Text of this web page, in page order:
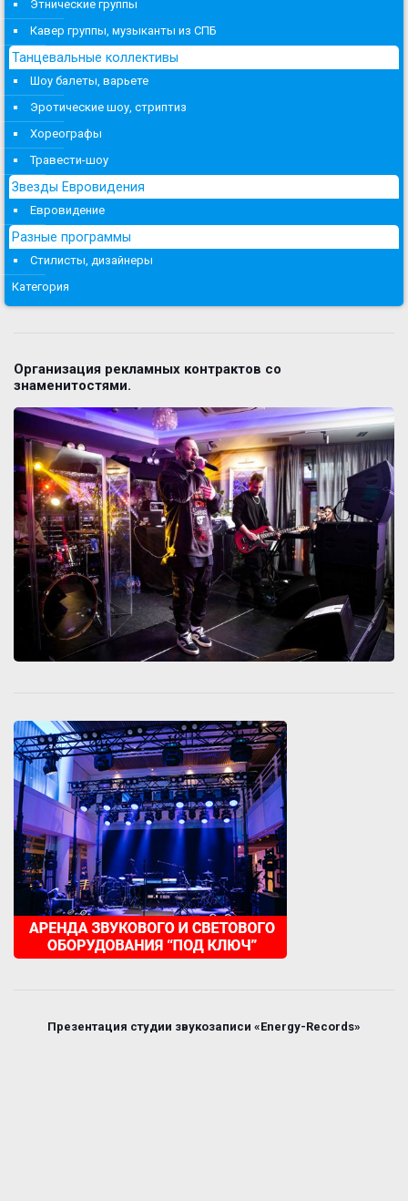
Этнические группы
Кавер группы, музыканты из СПБ
Танцевальные коллективы
Шоу балеты, варьете
Эротические шоу, стриптиз
Хореографы
Травести-шоу
Звезды Евровидения
Евровидение
Разные программы
Стилисты, дизайнеры
Категория
Организация рекламных контрактов со
знаменитостями.
Презентация студии звукозаписи «Energy-Records»